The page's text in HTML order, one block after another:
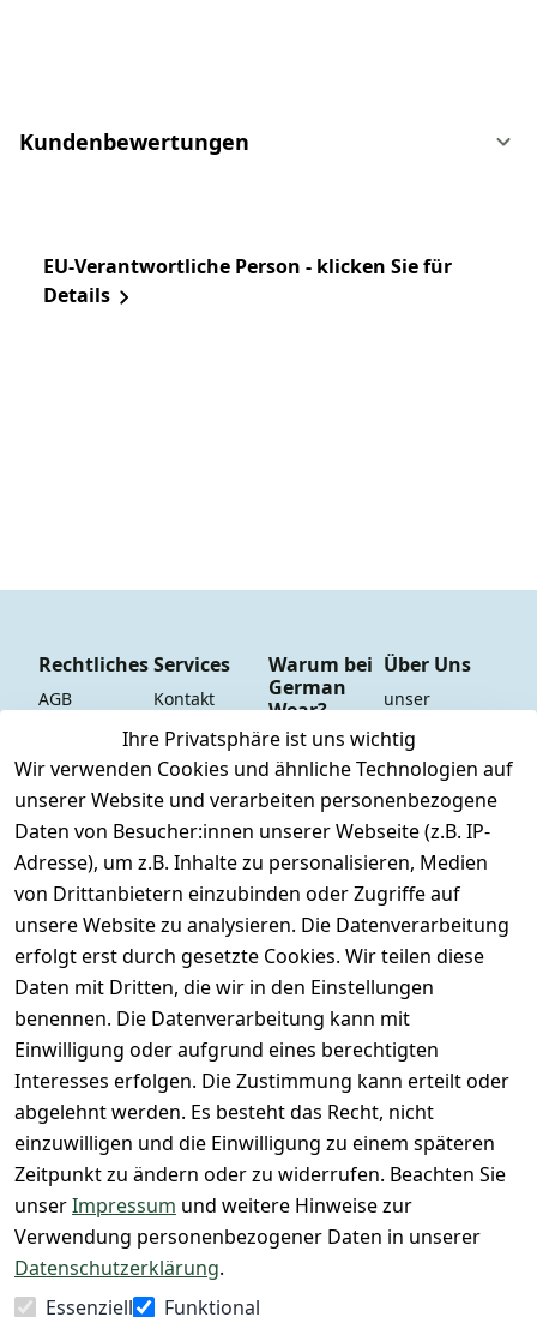
Kundenbewertungen
EU-Verantwortliche Person - klicken Sie für
Details
Ihre Privatsphäre ist uns wichtig
Wir verwenden Cookies und ähnliche Technologien auf
unserer Website und verarbeiten personenbezogene
Daten von Besucher:innen unserer Webseite (z.B. IP-
Adresse), um z.B. Inhalte zu personalisieren, Medien
von Drittanbietern einzubinden oder Zugriffe auf
unsere Website zu analysieren. Die Datenverarbeitung
erfolgt erst durch gesetzte Cookies. Wir teilen diese
Daten mit Dritten, die wir in den Einstellungen
benennen. Die Datenverarbeitung kann mit
Einwilligung oder aufgrund eines berechtigten
Interesses erfolgen. Die Zustimmung kann erteilt oder
abgelehnt werden. Es besteht das Recht, nicht
einzuwilligen und die Einwilligung zu einem späteren
Zeitpunkt zu ändern oder zu widerrufen. Beachten Sie
unserImpressum und weitere Hinweise zur
Verwendung personenbezogener Daten in unserer
Datenschutzerklärung.
Essenziell
Funktional
Rechtliches
AGB
Impressum
Datenschutze
rklärung
Barrierefreihe
itserklärung
Widerrufsrec
ht
Vertrag
widerrufen
Services
Kontakt
Registrieren
Versand &
Versandkoste
n
Retoure &
Rücksendung
Rücksendeeti
kett drucken
(Inland)
FAQs - Häufig
gestellte
Fragen
Konfektionsgr
ößen
Lagerverkauf
- unser Laden
in Hannover
Warum bei
German
Wear?
Dauer
Tiefpreisgara
ntie*
Express-24h-
Versand
24/7 aktueller
Warenbestan
d
+ 95% aus
eigener
Herstellung
+ 60 Jahre
Geschäftserfa
hrung
Über Uns
unser
YouTube-
Kanal
unsere
Facebook-
Seite
unsere
Damen &
Herren
unsere
Gutscheine &
SALE
Whatsapp Nr.:
+49511676950
14
Lagerverkauf:
Ikarusallee